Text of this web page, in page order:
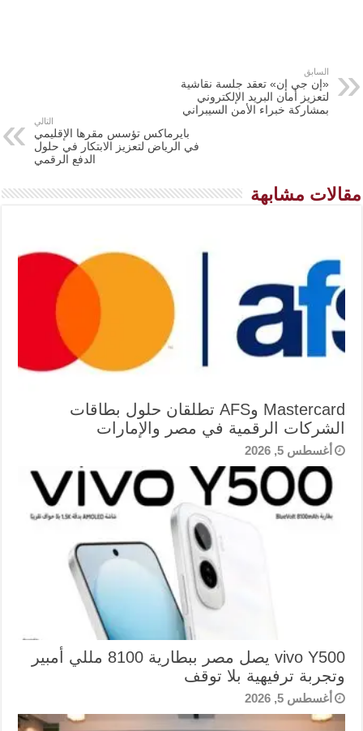
السابق
«إن جي إن» تعقد جلسة نقاشية
لتعزيز أمان البريد الإلكتروني
بمشاركة خبراء الأمن السيبراني
التالي
بايرماكس تؤسس مقرها الإقليمي
في الرياض لتعزيز الابتكار في حلول
الدفع الرقمي
مقالات مشابهة
Mastercard وAFS تطلقان حلول بطاقات
الشركات الرقمية في مصر والإمارات
أغسطس 5, 2026
vivo Y500 يصل مصر ببطارية 8100 مللي أمبير
وتجربة ترفيهية بلا توقف
أغسطس 5, 2026